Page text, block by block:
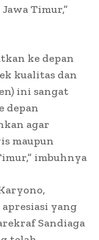
Timur,”
ke depan
kualitas dan
ini sangat
depan
agar
maupun
imbuhnya
yang
Sandiaga